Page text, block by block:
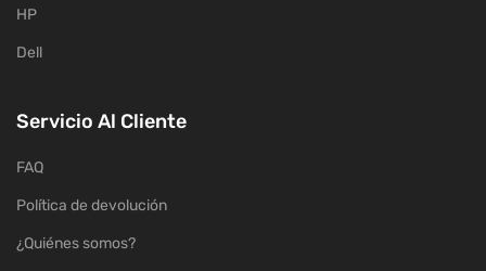
HP
Dell
Servicio Al Cliente
FAQ
Política de devolución
¿Quiénes somos?